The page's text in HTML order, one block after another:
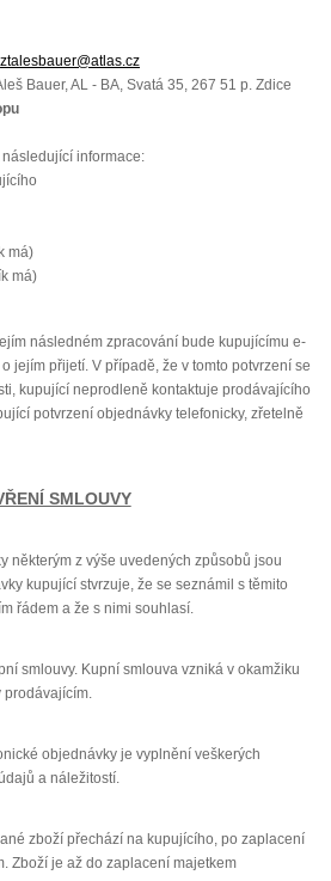
ztalesbauer@atlas.cz
Bauer, AL - BA, Svatá 35, 267 51 p. Zdice
informace:
má)
má)
následném zpracování bude kupujícímu e-
jejím přijetí. V případě, že v tomto potvrzení se
kupující neprodleně kontaktuje prodávajícího
potvrzení objednávky telefonicky, zřetelně
SMLOUVY
některým z výše uvedených způsobů jsou
kupující stvrzuje, že se seznámil s těmito
řádem a že s nimi souhlasí.
smlouvy. Kupní smlouva vzniká v okamžiku
prodávajícím.
objednávky je vyplnění veškerých
a náležitostí.
zboží přechází na kupujícího, po zaplacení
Zboží je až do zaplacení majetkem